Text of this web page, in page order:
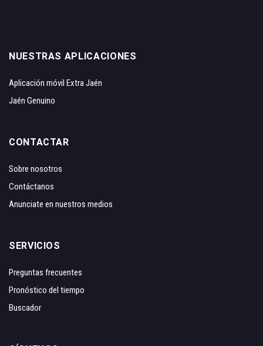
NUESTRAS APLICACIONES
Aplicación móvil Extra Jaén
Jaén Genuino
CONTACTAR
Sobre nosotros
Contáctanos
Anunciate en nuestros medios
SERVICIOS
Preguntas frecuentes
Pronóstico del tiempo
Buscador